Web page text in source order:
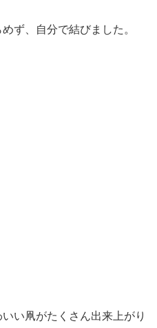
ず、自分で結びました。
い凧がたくさん出来上がり